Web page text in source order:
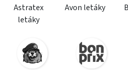
Astratex
letáky
Avon letáky